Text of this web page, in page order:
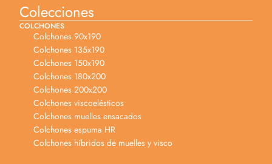
Colecciones
COLCHONES
Colchones 90x190
Colchones 135x190
Colchones 150x190
Colchones 180x200
Colchones 200x200
Colchones viscoelésticos
Colchones muelles ensacados
Colchones espuma HR
Colchones híbridos de muelles y visco